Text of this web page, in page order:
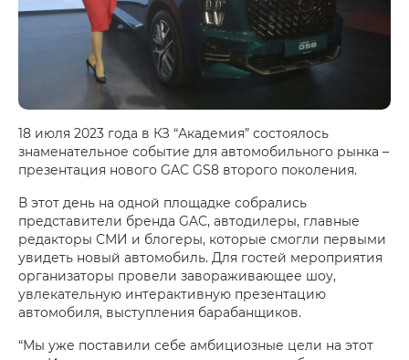
18 июля 2023 года в КЗ “Академия” состоялось
знаменательное событие для автомобильного рынка –
презентация нового GAC GS8 второго поколения.
В этот день на одной площадке собрались
представители бренда GAC, автодилеры, главные
редакторы СМИ и блогеры, которые смогли первыми
увидеть новый автомобиль. Для гостей мероприятия
организаторы провели завораживающее шоу,
увлекательную интерактивную презентацию
автомобиля, выступления барабанщиков.
“Мы уже поставили себе амбициозные цели на этот